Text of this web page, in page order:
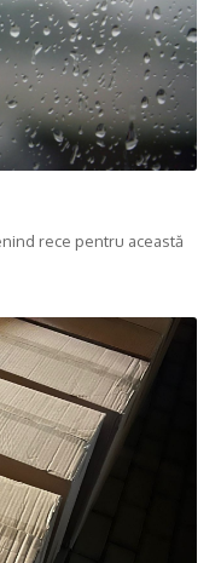
rece pentru această